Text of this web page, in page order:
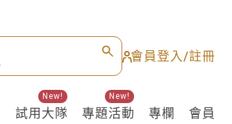
會員登入/註冊
試用大隊
New!
專題活動
New!
專欄 會員